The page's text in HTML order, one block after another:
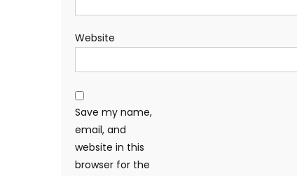
Website
Save my name,
email, and
website in this
browser for the